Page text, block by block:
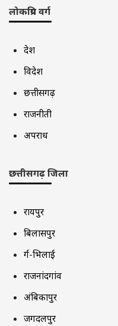
लोकप्रिय वर्ग
देश
विदेश
छत्तीसगढ़
राजनीती
अपराध
छत्तीसगढ़ जिला
रायपुर
बिलासपुर
दुर्ग-भिलाई
राजनांदगांव
अंबिकापुर
जगदलपुर